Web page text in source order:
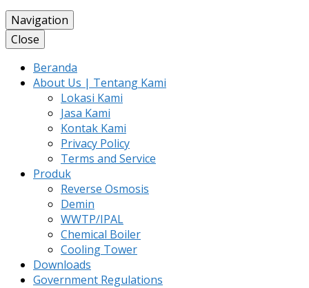
Navigation
Close
Beranda
About Us | Tentang Kami
Lokasi Kami
Jasa Kami
Kontak Kami
Privacy Policy
Terms and Service
Produk
Reverse Osmosis
Demin
WWTP/IPAL
Chemical Boiler
Cooling Tower
Downloads
Government Regulations